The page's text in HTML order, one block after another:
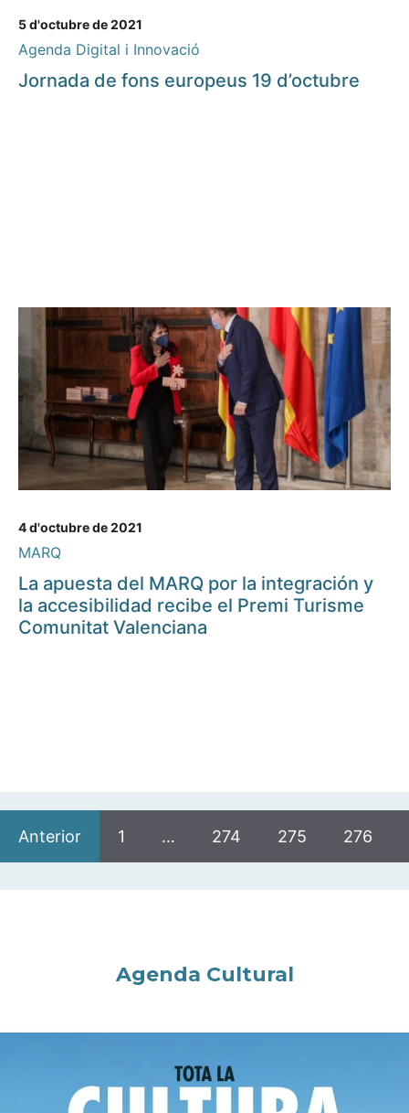
5 d'octubre de 2021
Agenda Digital i Innovació
Jornada de fons europeus 19 d’octubre
4 d'octubre de 2021
MARQ
La apuesta del MARQ por la integración y
la accesibilidad recibe el Premi Turisme
Comunitat Valenciana
Anterior 1 … 274 275 276
Agenda Cultural